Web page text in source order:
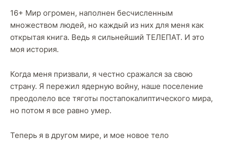
16+ Мир огромен, наполнен бесчисленным
множеством людей, но каждый из них для меня как
открытая книга. Ведь я сильнейший ТЕЛЕПАТ. И это
моя история.
Когда меня призвали, я честно сражался за свою
страну. Я пережил ядерную войну, наше поселение
преодолело все тяготы постапокалиптического мира,
но потом я все равно умер.
Теперь я в другом мире, и мое новое тело